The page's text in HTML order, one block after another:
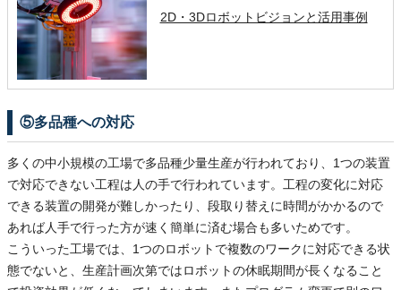
2D・3Dロボットビジョンと活用事例
⑤多品種への対応
多くの中小規模の工場で多品種少量生産が行われており、1つの装置
で対応できない工程は人の手で行われています。工程の変化に対応
できる装置の開発が難しかったり、段取り替えに時間がかかるので
あれば人手で行った方が速く簡単に済む場合も多いためです。
こういった工場では、1つのロボットで複数のワークに対応できる状
態でないと、生産計画次第ではロボットの休眠期間が長くなること